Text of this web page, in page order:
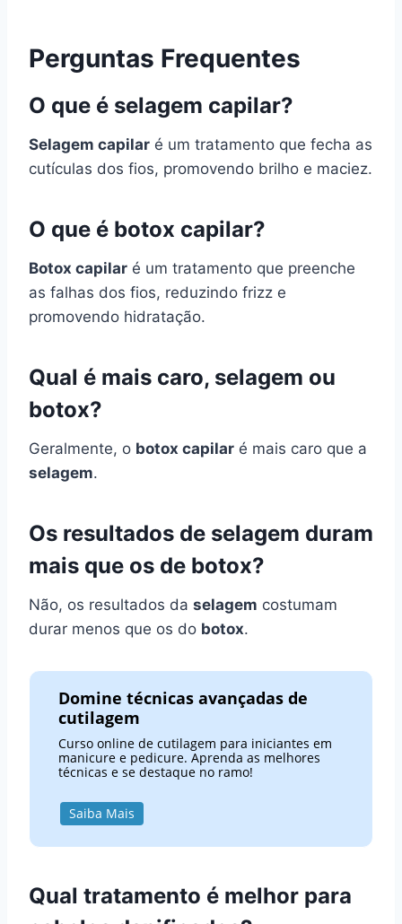
Perguntas Frequentes
O que é selagem capilar?
Selagem capilar é um tratamento que fecha as
cutículas dos fios, promovendo brilho e maciez.
O que é botox capilar?
Botox capilar é um tratamento que preenche
as falhas dos fios, reduzindo frizz e
promovendo hidratação.
Qual é mais caro, selagem ou
botox?
Geralmente, o botox capilar é mais caro que a
selagem.
Os resultados de selagem duram
mais que os de botox?
Não, os resultados da selagem costumam
durar menos que os do botox.
Domine técnicas avançadas de
cutilagem
Curso online de cutilagem para iniciantes em
manicure e pedicure. Aprenda as melhores
técnicas e se destaque no ramo!
Saiba Mais
Qual tratamento é melhor para